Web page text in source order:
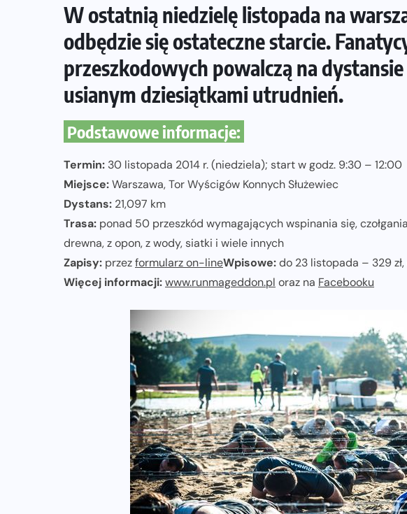
W ostatnią niedzielę listopada na
odbędzie się ostateczne starcie.
przeszkodowych powalczą na
usianym dziesiątkami utrudnień.
Podstawowe informacje:
Termin: 30 listopada 2014 r. (niedziela); start w godz. 9:30 – 12:00
Miejsce:Warszawa, Tor Wyścigów Konnych Służewiec
Dystans: 21,097 km
Trasa: ponad 50 przeszkód wymagających wspinania się,
drewna, z opon, z wody, siatki i wiele innych
Zapisy: przezformularz on-lineWpisowe:do 23 listopada – 329
Więcej informacji:www.runmageddon.pl oraz na Facebooku
NADCHODZĄCE IMPREZY WYDARZENIA
ZAPOWIEDZI IMPREZ
Sprawdzone trasy wracają! Poznaj
przebieg 43. Toruń Maratonu, 17.
Toruń Półmaratonu i biegu na 5 km
06-08-2026